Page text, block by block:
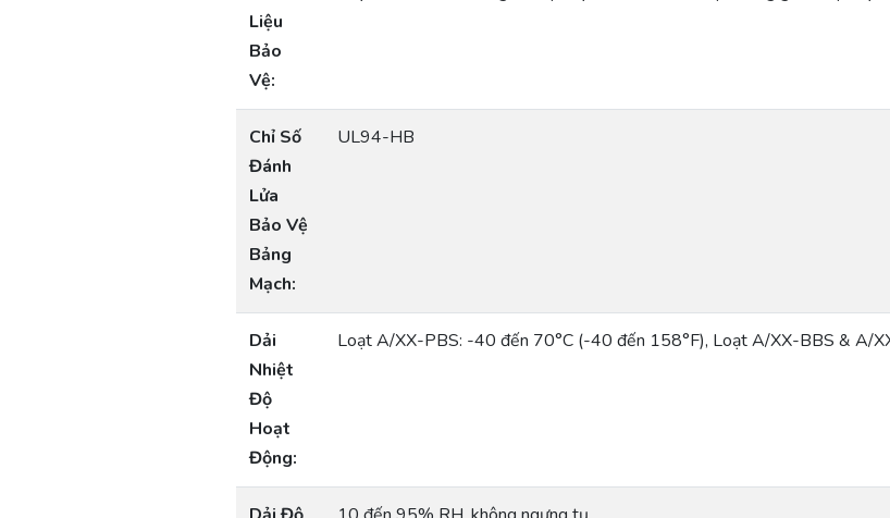
Liệu
Bảo
Vệ:
Chỉ Số
Đánh
Lửa
Bảo Vệ
Bảng
Mạch:
UL94-HB
Dải
Nhiệt
Độ
Hoạt
Động:
Loạt A/XX-PBS: -40 đến 70°C (-40 đến 158°F), Loạt A/XX-BBS & A/